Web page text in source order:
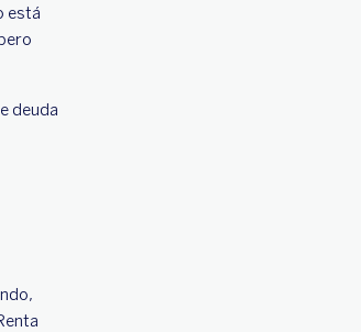
está
deuda